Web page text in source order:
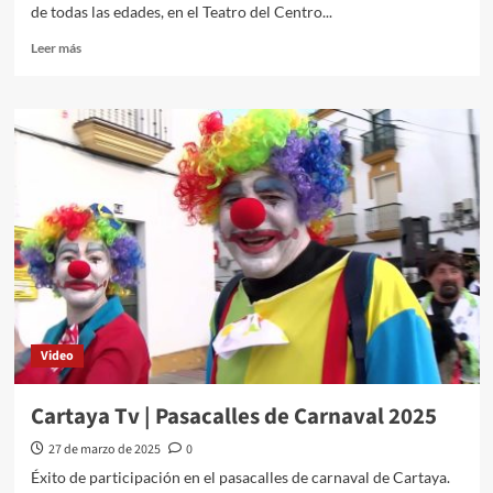
de todas las edades, en el Teatro del Centro...
Leer más
Video
Cartaya Tv | Pasacalles de Carnaval 2025
27 de marzo de 2025
0
Éxito de participación en el pasacalles de carnaval de Cartaya.